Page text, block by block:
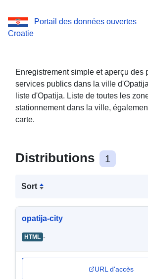
Portail des données ouvertes
Croatie
Enregistrement simple et aperçu des
services publics dans la ville
liste d'Opatija. Liste de toutes les
stationnement dans la ville,
carte.
Distributions 1
Sort
opatija-city
HTML -
URL d'accès